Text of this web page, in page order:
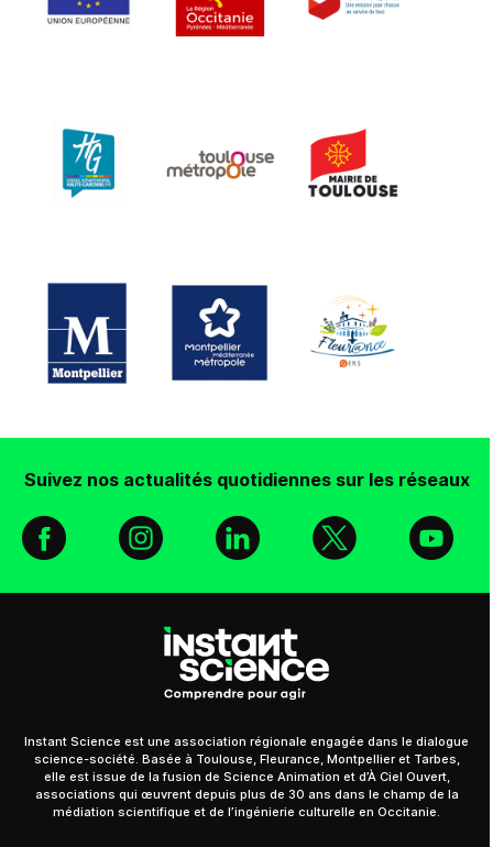
Suivez nos actualités quotidiennes sur les réseaux
Facebook
Instagram
Linkedin
X
Instant Science est une association régionale engagée dans le dialogue
science-société. Basée à Toulouse, Fleurance, Montpellier et Tarbes,
elle est issue de la fusion de Science Animation et d’À Ciel Ouvert,
associations qui œuvrent depuis plus de 30 ans dans le champ de la
médiation scientifique et de l’ingénierie culturelle en Occitanie.